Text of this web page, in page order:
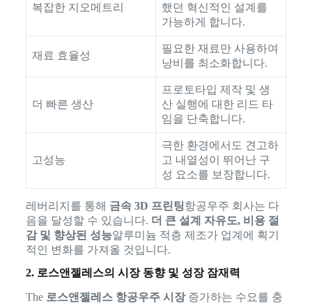
복잡한 지오메트리
했던 혁신적인 설계를
가능하게 합니다.
재료 효율성
필요한 재료만 사용하여
낭비를 최소화합니다.
더 빠른 생산
프로토타입 제작 및 생
산 실행에 대한 리드 타
임을 단축합니다.
고성능
극한 환경에서도 견고하
고 내열성이 뛰어난 구
성 요소를 보장합니다.
레버리지를 통해 금속 3D 프린팅항공우주 회사는 다
음을 달성할 수 있습니다. 더 큰 설계 자유도, 비용 절
감 및 향상된 성능알루미늄 적층 제조가 업계에 획기
적인 변화를 가져올 것입니다.
2. 로스앤젤레스의 시장 동향 및 성장 잠재력
The 로스앤젤레스 항공우주 시장증가하는 수요를 충